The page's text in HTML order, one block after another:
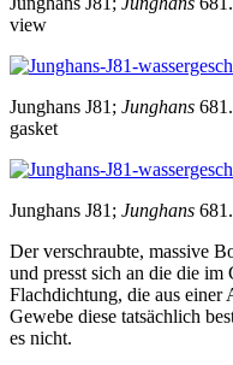
view
Junghans J81; Junghans
gasket
Junghans J81; Junghans
Der verschraubte, massive
und presst sich an die die
Flachdichtung, die aus
Gewebe diese tatsächlich
es nicht.